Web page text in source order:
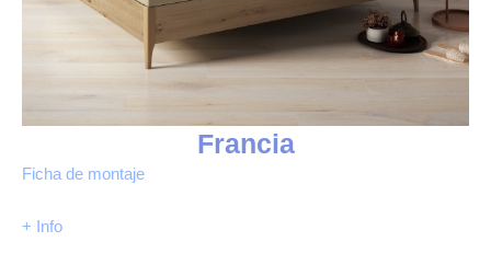
Francia
Ficha de montaje
+ Info